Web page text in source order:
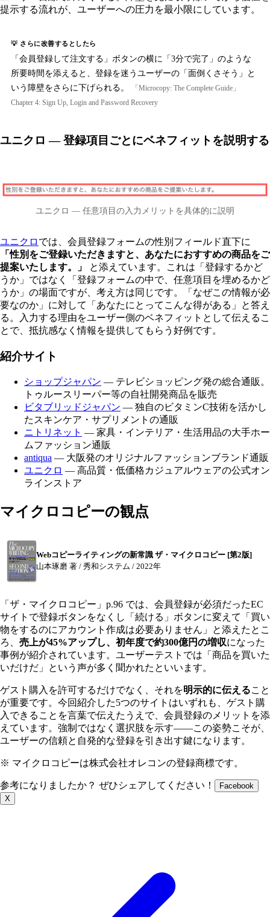
提示する流れが、ユーザーへの圧力を最小限にしています。
💡 さらに改善するとしたら
「会員登録して注文する」ボタンの横に「3分で完了」のような
所要時間を添えると、登録を迷うユーザーの「面倒くさそう」と
いう障壁をさらに下げられる。
「Microcopy: The Complete Guide」
Chapter 4: Sign Up, Login and Password Recovery
ユニクロ — 登録項目ごとにベネフィットを説明する
ユニクロ — 任意項目の入力メリットを具体的に説明
ユニクロ では、会員登録フォームの性別フィールド直下に
「性別をご登録いただきますと、あなたにおすすめの商品をご
提案いたします。」
と添えています。これは「登録するかど
うか」ではなく「登録フォームの中で、任意項目を埋めるかど
うか」の場面ですが、考え方は同じです。「なぜこの情報が必
要なのか」に対して「あなたにとってこんな得がある」と答え
る。入力する理由をユーザー側のベネフィットとして伝えるこ
とで、抵抗感なく情報を提供してもらう好例です。
紹介サイト
ショップジャパン — テレビショッピング発の総合通販。
トゥルースリーパー等の自社開発商品を販売
ビタブリッドジャパン — 独自のビタミンC技術を活かし
たスキンケア・サプリメントの通販
ニトリネット — 家具・インテリア・生活用品の大手ホー
ムファッション通販
antiqua — 大阪発のオリジナルファッションブランド通販
ユニクロ — 高品質・低価格カジュアルウェアの公式オン
ラインストア
マイクロコピーの観点
Webコピーライティングの新常識 ザ・マイクロコピー [第2版]
山本琢磨 著 / 秀和システム / 2022年
「ザ・マイクロコピー」p.96 では、会員登録が必須だったEC
サイトで登録ボタンをなくし「続ける」ボタンに変えて「買い
物をするのにアカウント作成は必要ありません」と添えたとこ
ろ、 売上が45%アップし、初年度で約300億円の増収になった
事例が紹介されています。ユーザーテストでは「商品を買いた
いだけだ」という声が多く聞かれたといいます。
ゲスト購入を許可するだけでなく、それを明示的に伝えること
が重要です。今回紹介した5つのサイトはいずれも、ゲスト購
入できることを言葉で伝えたうえで、会員登録のメリットを添
えています。強制ではなく選択肢を示す――この姿勢こそが、
ユーザーの信頼と自発的な登録を引き出す鍵になります。
※ マイクロコピーは株式会社オレコンの登録商標です。
参考になりましたか？ ぜひシェアしてください！
Facebook
X